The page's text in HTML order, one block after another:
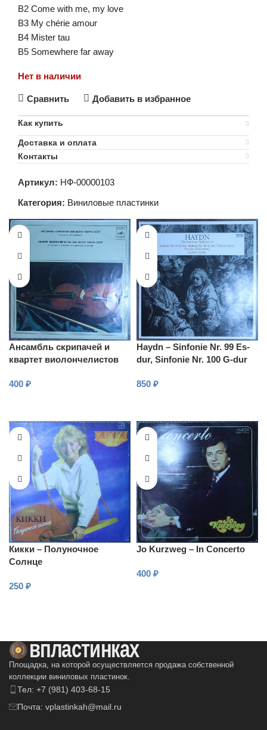
B2 Come with me, my love
B3 My chérie amour
B4 Mister tau
B5 Somewhere far away
Нет в наличии
Сравнить Добавить в избранное
Как купить
Доставка и оплата
Контакты
Артикул: НФ-00000103
Категория: Виниловые пластинки
Ансамбль скрипачей и
квартет виолончелистов
400 ₽
Haydn – Sinfonie Nr. 99 Es-
dur, Sinfonie Nr. 100 G-dur
850 ₽
Кикки – Полуночное
Солнце
250 ₽
Jo Kurzweg – In Concerto
400 ₽
Площадка, на которой осуществляется продажа собственной
коллекции виниловых пластинок.
Тел: +7 (981) 403-68-15
Почта: vplastinkah@mail.ru